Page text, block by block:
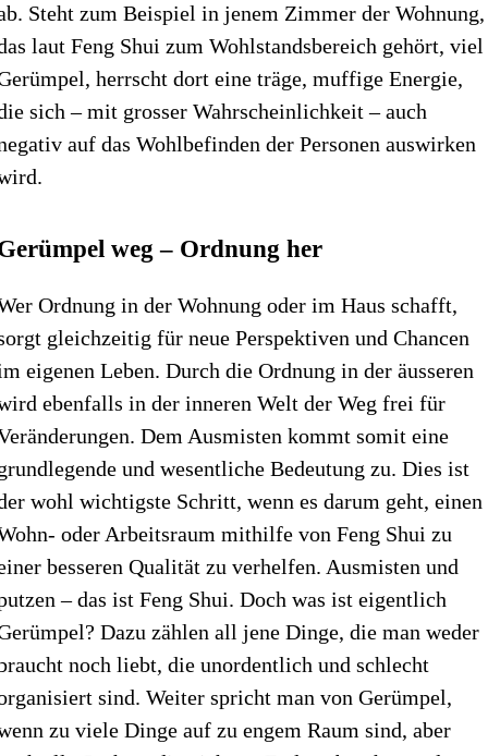
Steht zum Beispiel in jenem Zimmer der Wohnung,
laut Feng Shui zum Wohlstandsbereich gehört, viel
herrscht dort eine träge, muffige Energie,
sich – mit grosser Wahrscheinlichkeit – auch
auf das Wohlbefinden der Personen auswirken
weg – Ordnung her
Ordnung in der Wohnung oder im Haus schafft,
gleichzeitig für neue Perspektiven und Chancen
eigenen Leben. Durch die Ordnung in der äusseren
ebenfalls in der inneren Welt der Weg frei für
Dem Ausmisten kommt somit eine
und wesentliche Bedeutung zu. Dies ist
wohl wichtigste Schritt, wenn es darum geht, einen
oder Arbeitsraum mithilfe von Feng Shui zu
besseren Qualität zu verhelfen. Ausmisten und
– das ist Feng Shui. Doch was ist eigentlich
Dazu zählen all jene Dinge, die man weder
noch liebt, die unordentlich und schlecht
sind. Weiter spricht man von Gerümpel,
zu viele Dinge auf zu engem Raum sind, aber